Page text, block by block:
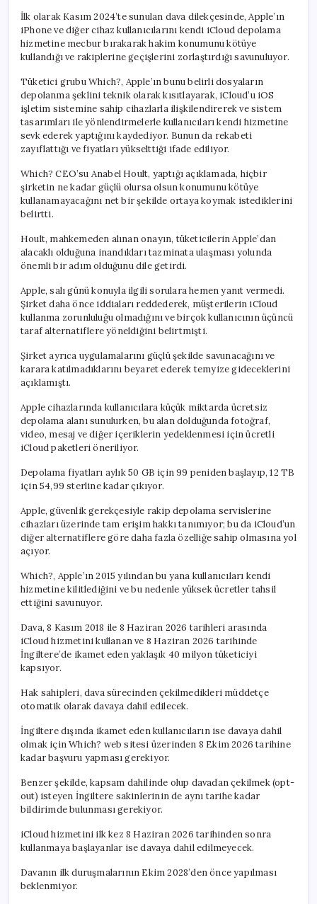
İlk olarak Kasım 2024’te sunulan dava dilekçesinde, Apple’ın
iPhone ve diğer cihaz kullanıcılarını kendi iCloud depolama
hizmetine mecbur bırakarak hakim konumunu kötüye
kullandığı ve rakiplerine geçişlerini zorlaştırdığı savunuluyor.
Tüketici grubu Which?, Apple’ın bunu belirli dosyaların
depolanma şeklini teknik olarak kısıtlayarak, iCloud’u iOS
işletim sistemine sahip cihazlarla ilişkilendirerek ve sistem
tasarımları ile yönlendirmelerle kullanıcıları kendi hizmetine
sevk ederek yaptığını kaydediyor. Bunun da rekabeti
zayıflattığı ve fiyatları yükselttiği ifade ediliyor.
Which? CEO’su Anabel Hoult, yaptığı açıklamada, hiçbir
şirketin ne kadar güçlü olursa olsun konumunu kötüye
kullanamayacağını net bir şekilde ortaya koymak istediklerini
belirtti.
Hoult, mahkemeden alınan onayın, tüketicilerin Apple’dan
alacaklı olduğuna inandıkları tazminata ulaşması yolunda
önemli bir adım olduğunu dile getirdi.
Apple, salı günü konuyla ilgili sorulara hemen yanıt vermedi.
Şirket daha önce iddiaları reddederek, müşterilerin iCloud
kullanma zorunluluğu olmadığını ve birçok kullanıcının üçüncü
taraf alternatiflere yöneldiğini belirtmişti.
Şirket ayrıca uygulamalarını güçlü şekilde savunacağını ve
karara katılmadıklarını beyaret ederek temyize gideceklerini
açıklamıştı.
Apple cihazlarında kullanıcılara küçük miktarda ücretsiz
depolama alanı sunulurken, bu alan dolduğunda fotoğraf,
video, mesaj ve diğer içeriklerin yedeklenmesi için ücretli
iCloud paketleri öneriliyor.
Depolama fiyatları aylık 50 GB için 99 peniden başlayıp, 12 TB
için 54,99 sterline kadar çıkıyor.
Apple, güvenlik gerekçesiyle rakip depolama servislerine
cihazları üzerinde tam erişim hakkı tanımıyor; bu da iCloud’un
diğer alternatiflere göre daha fazla özelliğe sahip olmasına yol
açıyor.
Which?, Apple’ın 2015 yılından bu yana kullanıcıları kendi
hizmetine kilitlediğini ve bu nedenle yüksek ücretler tahsil
ettiğini savunuyor.
Dava, 8 Kasım 2018 ile 8 Haziran 2026 tarihleri arasında
iCloud hizmetini kullanan ve 8 Haziran 2026 tarihinde
İngiltere’de ikamet eden yaklaşık 40 milyon tüketiciyi
kapsıyor.
Hak sahipleri, dava sürecinden çekilmedikleri müddetçe
otomatik olarak davaya dahil edilecek.
İngiltere dışında ikamet eden kullanıcıların ise davaya dahil
olmak için Which? web sitesi üzerinden 8 Ekim 2026 tarihine
kadar başvuru yapması gerekiyor.
Benzer şekilde, kapsam dahilinde olup davadan çekilmek (opt-
out) isteyen İngiltere sakinlerinin de aynı tarihe kadar
bildirimde bulunması gerekiyor.
iCloud hizmetini ilk kez 8 Haziran 2026 tarihinden sonra
kullanmaya başlayanlar ise davaya dahil edilmeyecek.
Davanın ilk duruşmalarının Ekim 2028’den önce yapılması
beklenmiyor.